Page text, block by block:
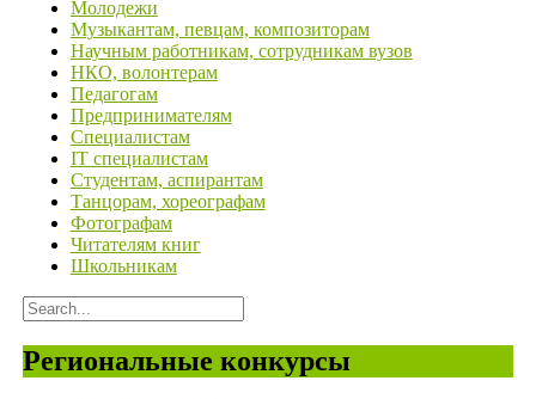
Молодежи
Музыкантам, певцам, композиторам
Научным работникам, сотрудникам вузов
НКО, волонтерам
Педагогам
Предпринимателям
Специалистам
IT специалистам
Студентам, аспирантам
Танцорам, хореографам
Фотографам
Читателям книг
Школьникам
Региональные конкурсы